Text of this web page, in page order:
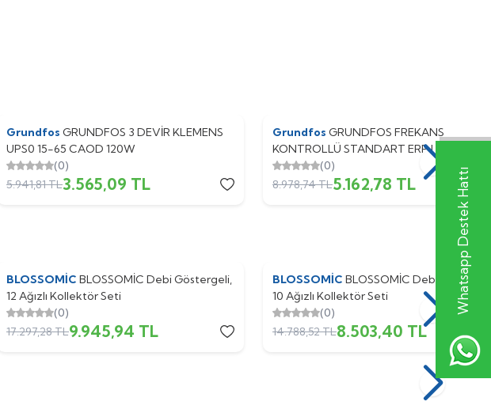
Whatsapp Destek Hattı
%40
Yeni
Grundfos GRUNDFOS 3 DEVİR KLEMENS
UPS0 15-65 CAOD 120W
(0)
5.941,81TL3.565,09 TL
%43
Yeni
Grundfos GRUNDFOS FREKANS
KONTROLLÜ STANDART ERP UPM4/
15-70 130MM 56W
(0)
8.978,74TL5.162,78 TL
%43
Yeni
BLOSSOMİC BLOSSOMİC Debi Göstergeli,
12 Ağızlı Kollektör Seti
(0)
17.297,28TL9.945,94 TL
%43
Yeni
BLOSSOMİC BLOSSOMİC Debi
10 Ağızlı Kollektör Seti
(0)
14.788,52TL8.503,40 TL